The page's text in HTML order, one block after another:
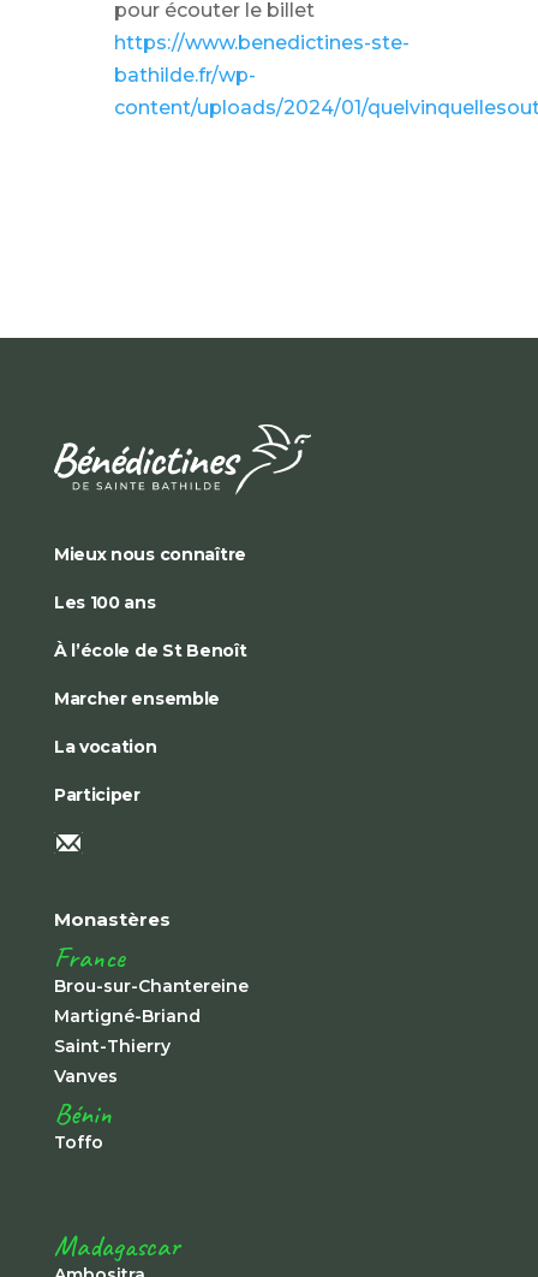
pour écouter le billet
https://www.benedictines-ste-
bathilde.fr/wp-
content/uploads/2024/01/
Mieux nous connaître
Les 100 ans
À l’école de St Benoît
Marcher ensemble
La vocation
Participer
Monastères
France
Brou-sur-Chantereine
Martigné-Briand
Saint-Thierry
Vanves
Bénin
Toffo
Madagascar